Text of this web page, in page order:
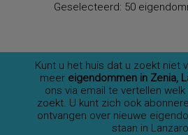
Geselecteerd: 50
Kunt u het huis dat u zoekt niet
meer eigendommen in Zenia,
ons via email te vertellen
zoekt. U kunt zich ook
ontvangen over nieuwe
staan in